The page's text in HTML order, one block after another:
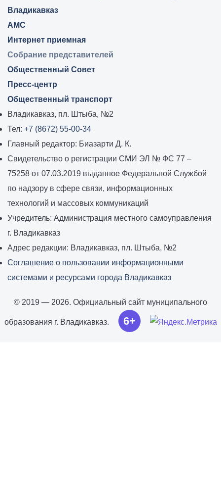
Владикавказ:
Владикавказ
АМС
Интернет приемная
Собрание представителей
Общественный Совет
Пресс-центр
Общественный транспорт
Владикавказ, пл. Штыба, №2
Тел: +7 (8672) 55-00-34
Главный редактор: Биазарти Д. К.
Свидетельство о регистрации СМИ ЭЛ № ФС 77 –
75258 от 07.03.2019 выданное Федеральной Службой
по надзору в сфере связи, информационных
технологий и массовых коммуникаций
Учредитель: Администрация местного самоуправления
г. Владикавказ
Адрес редакции: Владикавказ, пл. Штыба, №2
Соглашение о пользовании информационными
системами и ресурсами города Владикавказ
© 2019 — 2026. Официальный сайт муниципального
образования г. Владикавказ. 6+